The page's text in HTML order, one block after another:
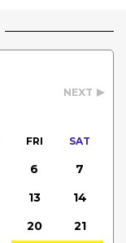
NEXT
FRI SAT
6
7
13
14
20
21